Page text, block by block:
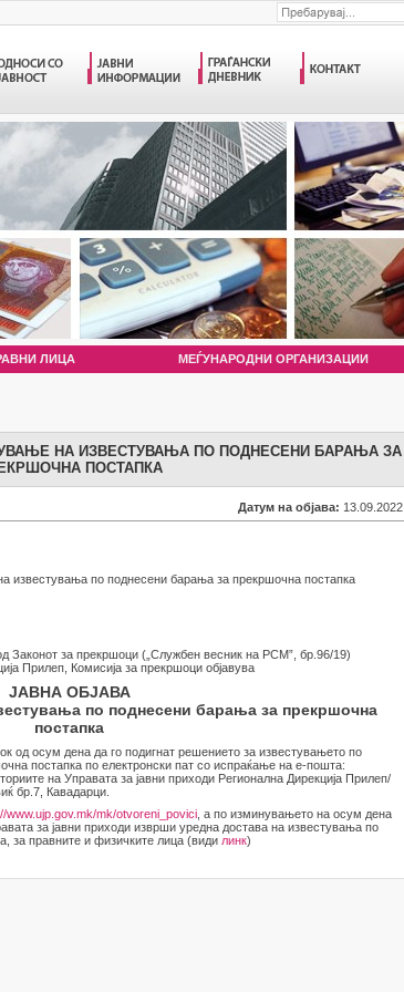
ЛИЦА МЕЃУНАРОДНИ ОРГАНИЗАЦИИ
НА ИЗВЕСТУВАЊА ПО ПОДНЕСЕНИ БАРАЊА ЗА
ПОСТАПКА
Датум на објава: 13.09.2022
известувања по поднесени барања за прекршочна постапка
Законот за прекршоци („Службен весник на РСМ”, бр.96/19)
Прилеп, Комисија за прекршоци објавува
ЈАВНА ОБЈАВА
по поднесени барања за прекршочна
постапка
од осум дена да го подигнат решението за известувањето по
постапка по електронски пат со испраќање на е-пошта:
на Управата за јавни приходи Регионална Дирекција Прилеп/
бр.7, Кавадарци.
www.ujp.gov.mk/mk/otvoreni_povici , а по изминувањето на осум дена
за јавни приходи изврши уредна достава на известувања по
за правните и физичките лица (види линк)